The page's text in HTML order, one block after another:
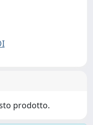
prodotto.